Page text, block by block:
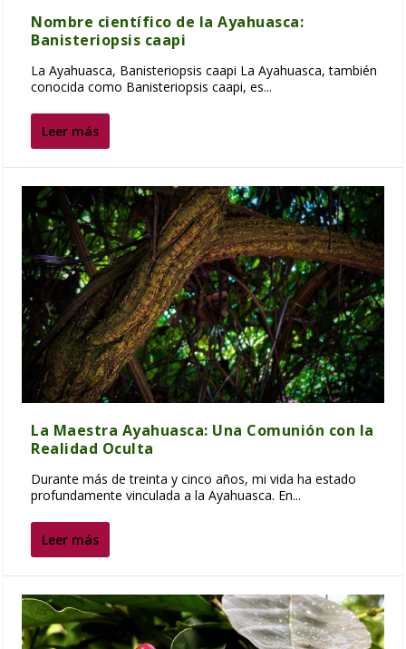
Nombre científico de la Ayahuasca:
Banisteriopsis caapi
La Ayahuasca, Banisteriopsis caapi La Ayahuasca, también
conocida como Banisteriopsis caapi, es...
Leer más
La Maestra Ayahuasca: Una Comunión con la
Realidad Oculta
Durante más de treinta y cinco años, mi vida ha estado
profundamente vinculada a la Ayahuasca. En...
Leer más